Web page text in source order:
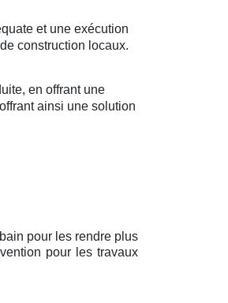
et une exécution
construction locaux.
en offrant une
ainsi une solution
pour les rendre plus
pour les travaux